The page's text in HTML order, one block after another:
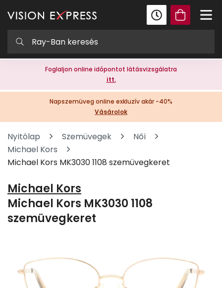
Foglaljon online időpontot látásvizsgálatra
itt.
Napszemüveg online exkluzív akár -40%
Vásárolok
Nyitólap Szemüvegek
Női
Michael Kors
Michael Kors MK3030 1108 szemüvegkeret
Michael Kors
Michael Kors MK3030 1108
szemüvegkeret